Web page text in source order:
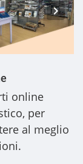
online
per
al meglio